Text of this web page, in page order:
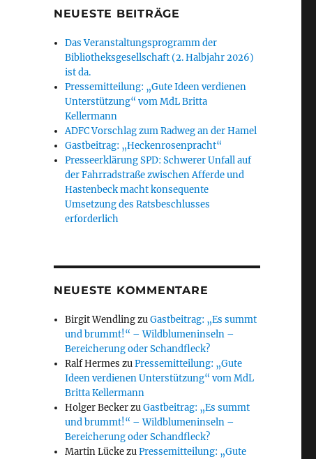
NEUESTE BEITRÄGE
Das Veranstaltungsprogramm der
Bibliotheksgesellschaft (2. Halbjahr 2026)
ist da.
Pressemitteilung: „Gute Ideen verdienen
Unterstützung“ vom MdL Britta
Kellermann
ADFC Vorschlag zum Radweg an der Hamel
Gastbeitrag: „Heckenrosenpracht“
Presseerklärung SPD: Schwerer Unfall auf
der Fahrradstraße zwischen Afferde und
Hastenbeck macht konsequente
Umsetzung des Ratsbeschlusses
erforderlich
NEUESTE KOMMENTARE
Birgit WendlingzuGastbeitrag: „Es summt
und brummt!“ – Wildblumeninseln –
Bereicherung oder Schandfleck?
Ralf Hermes zuPressemitteilung: „Gute
Ideen verdienen Unterstützung“ vom MdL
Britta Kellermann
Holger BeckerzuGastbeitrag: „Es summt
und brummt!“ – Wildblumeninseln –
Bereicherung oder Schandfleck?
Martin LückezuPressemitteilung: „Gute